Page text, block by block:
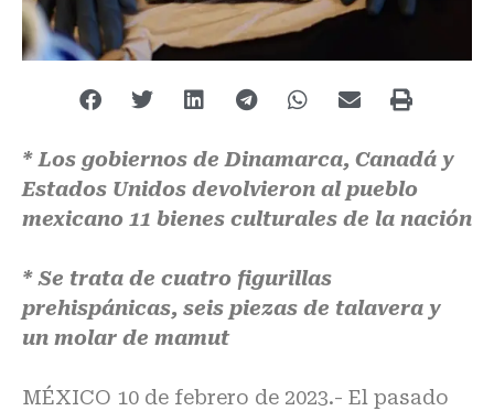
* Los gobiernos de Dinamarca, Canadá y
Estados Unidos devolvieron al pueblo
mexicano 11 bienes culturales de la nación
* Se trata de cuatro figurillas
prehispánicas, seis piezas de talavera y
un molar de mamut
MÉXICO 10 de febrero de 2023.- El pasado